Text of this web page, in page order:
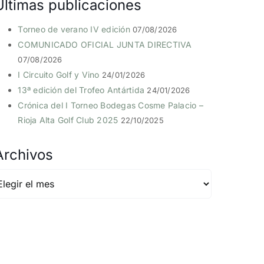
publicaciones
Torneo de verano IV edición 07/08/2026
COMUNICADO OFICIAL JUNTA DIRECTIVA
07/08/2026
I Circuito Golf y Vino 24/01/2026
13ª edición del Trofeo Antártida 24/01/2026
Crónica del I Torneo Bodegas Cosme Palacio –
Rioja Alta Golf Club 2025 22/10/2025